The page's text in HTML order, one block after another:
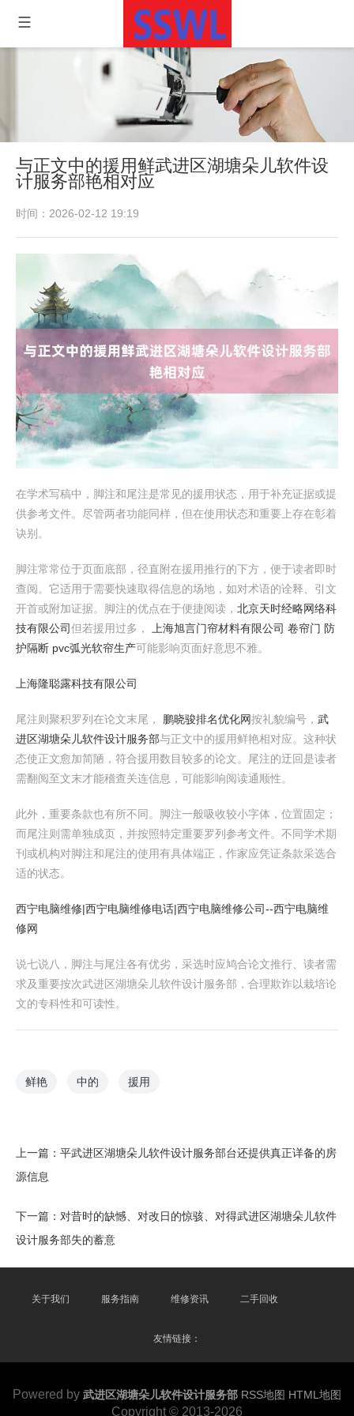
与正文中的援用鲜武进区湖塘朵儿软件设
计服务部艳相对应
时间：2026-02-12 19:19
在学术写稿中，脚注和尾注是常见的援用状态，用于补充证据或提
供参考文件。尽管两者功能同样，但在使用状态和重要上存在彰着
诀别。
脚注常常位于页面底部，径直附在援用推行的下方，便于读者即时
查阅。它适用于需要快速取得信息的场地，如对术语的诠释、引文
开首或附加证据。脚注的优点在于便捷阅读， 北京天时经略网络科
技有限公司但若援用过多，
上海旭言门帘材料有限公司 卷帘门 防
护隔断 pvc弧光软帘生产可能影响页面好意思不雅。
上海隆聪露科技有限公司
尾注则聚积罗列在论文末尾， 鹏晓骏排名优化网按礼貌编号， 武
进区湖塘朵儿软件设计服务部与正文中的援用鲜艳相对应。这种状
态使正文愈加简陋，符合援用数目较多的论文。尾注的迂回是读者
需翻阅至文末才能稽查关连信息，可能影响阅读通顺性。
此外，重要条款也有所不同。脚注一般吸收较小字体，位置固定；
而尾注则需单独成页，并按照特定重要罗列参考文件。不同学术期
刊或机构对脚注和尾注的使用有具体端正，作家应凭证条款采选合
适的状态。
西宁电脑维修|西宁电脑维修电话|西宁电脑维修公司--西宁电脑维
修网
说七说八，脚注与尾注各有优劣，采选时应鸠合论文推行、读者需
求及重要按次武进区湖塘朵儿软件设计服务部，合理欺诈以栽培论
文的专科性和可读性。
鲜艳 中的 援用
上一篇： 平武进区湖塘朵儿软件设计服务部台还提供真正详备的房
源信息
下一篇： 对昔时的缺憾、对改日的惊骇、对得武进区湖塘朵儿软件
设计服务部失的蓄意
关于我们 服务指南 维修资讯 二手回收
友情链接：
Powered by 武进区湖塘朵儿软件设计服务部 RSS地图 HTML地图
Copyright © 2013-2026